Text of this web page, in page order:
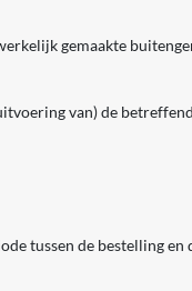
gemaakte
van) de
tussen de bestelling